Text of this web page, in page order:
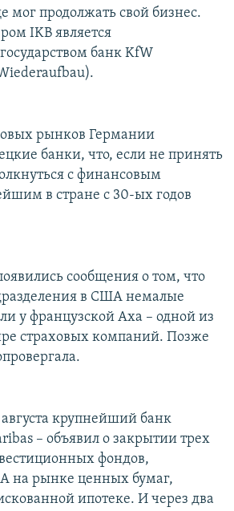
мог продолжать свой бизнес.
IKB является
банк KfW
рынков Германии
банки, что, если не принять
с финансовым
в стране с 30-ых годов
сообщения о том, что
в США немалые
у французской Axa – одной из
страховых компаний. Позже
крупнейший банк
– объявил о закрытии трех
фондов,
на рынке ценных бумаг,
ипотеке. И через два